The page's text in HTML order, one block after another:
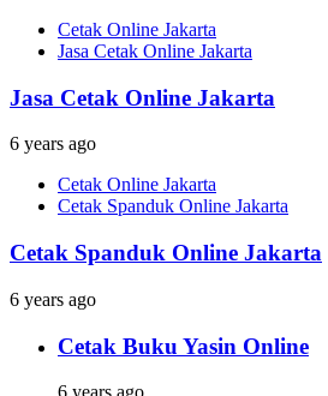
Cetak Online Jakarta
Jasa Cetak Online Jakarta
Jasa Cetak Online Jakarta
6 years ago
Cetak Online Jakarta
Cetak Spanduk Online Jakarta
Cetak Spanduk Online Jakarta
6 years ago
Cetak Buku Yasin Online